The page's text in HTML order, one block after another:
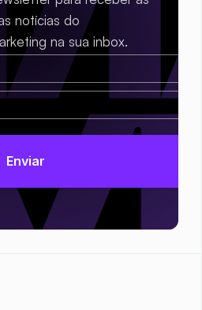
notícias do
na sua inbox.